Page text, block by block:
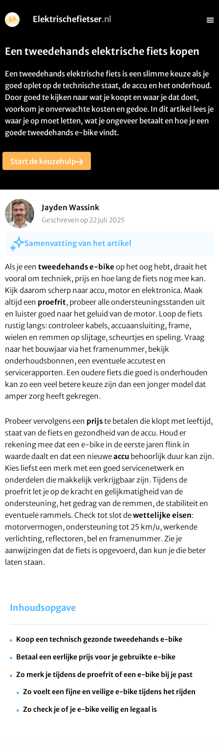
Elektrischefietser.nl
Een tweedehands elektrische fiets kopen
Een tweedehands elektrische fiets is een slimme keuze als je
goed oplet op de technische staat, de accu en het onderhoud.
Door goed te kijken naar wat je koopt en waar je dat doet,
voorkom je onverwachte kosten en gedoe. In dit artikel lees je
waar je op moet letten, wat je ongeveer betaalt en hoe je een
goede tweedehands e-bike vindt.
Start de keuzehulp
Jayden Wassink
Geschreven op 22 juli 2025
Samenvatting van het artikel
Als je een tweedehands e-bike op het oog hebt, draait het
vooral om techniek, prijs en hoe lang de fiets nog mee kan.
Kijk daarom scherp naar accu, motor en elektronica. Maak
altijd een proefrit, probeer alle ondersteuningsstanden uit
en luister goed naar het geluid van de motor. Loop de fiets
rustig langs: controleer kabels, accuaansluiting, frame,
wielen en remmen op slijtage, scheurtjes en speling. Vraag
naar het bouwjaar via het framenummer, bekijk
onderhoudsbonnen, een eventuele accutest en
servicerapporten. Een oudere fiets die goed is onderhouden
kan zo een veel betere keuze zijn dan een jonger model dat
amper zorg heeft gekregen.
Probeer vervolgens een prijste betalen die klopt met leeftijd,
staat van de fiets en gezondheid van de accu. Houd er
rekening mee dat een e-bike in de eerste jaren flink in
waarde daalt en dat een nieuweaccu behoorlijk duur kan zijn.
Kies liefst een merk met een goed servicenetwerk en
onderdelen die makkelijk verkrijgbaar zijn. Tijdens de
proefrit let je op de kracht en gelijkmatigheid van de
ondersteuning, het gedrag van de remmen, de stabiliteit en
eventuele rammels. Check tot slot dewettelijke eisen:
motorvermogen, ondersteuning tot 25 km/u, werkende
verlichting, reflectoren, bel en framenummer. Zie je
aanwijzingen dat de fiets is opgevoerd, dan kun je die beter
laten staan.
Inhoudsopgave
Koop een technisch gezonde tweedehands e-bike
Betaal een eerlijke prijs voor je gebruikte e-bike
Zo merk je tijdens de proefrit of een e-bike bij je past
Zo voelt een fijne en veilige e-bike tijdens het rijden
Zo check je of je e-bike veilig en legaal is